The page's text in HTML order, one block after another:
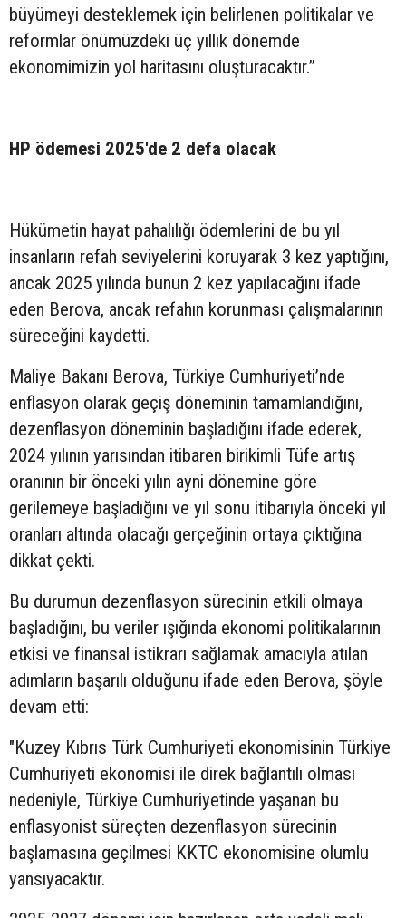
büyümeyi desteklemek için belirlenen politikalar ve
reformlar önümüzdeki üç yıllık dönemde
ekonomimizin yol haritasını oluşturacaktır.”
HP ödemesi 2025'de 2 defa olacak
Hükümetin hayat pahalılığı ödemlerini de bu yıl
insanların refah seviyelerini koruyarak 3 kez yaptığını,
ancak 2025 yılında bunun 2 kez yapılacağını ifade
eden Berova, ancak refahın korunması çalışmalarının
süreceğini kaydetti.
Maliye Bakanı Berova, Türkiye Cumhuriyeti’nde
enflasyon olarak geçiş döneminin tamamlandığını,
dezenflasyon döneminin başladığını ifade ederek,
2024 yılının yarısından itibaren birikimli Tüfe artış
oranının bir önceki yılın ayni dönemine göre
gerilemeye başladığını ve yıl sonu itibarıyla önceki yıl
oranları altında olacağı gerçeğinin ortaya çıktığına
dikkat çekti.
Bu durumun dezenflasyon sürecinin etkili olmaya
başladığını, bu veriler ışığında ekonomi politikalarının
etkisi ve finansal istikrarı sağlamak amacıyla atılan
adımların başarılı olduğunu ifade eden Berova, şöyle
devam etti:
"Kuzey Kıbrıs Türk Cumhuriyeti ekonomisinin Türkiye
Cumhuriyeti ekonomisi ile direk bağlantılı olması
nedeniyle, Türkiye Cumhuriyetinde yaşanan bu
enflasyonist süreçten dezenflasyon sürecinin
başlamasına geçilmesi KKTC ekonomisine olumlu
yansıyacaktır.